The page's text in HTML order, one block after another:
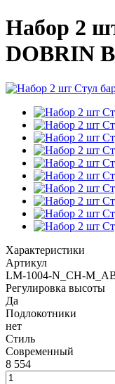
Набор 2
DOBRIN
Характеристики
Артикул
LM-1004-N_CH-
Регулировка высоты
Да
Подлокотники
нет
Стиль
Современный
8 554